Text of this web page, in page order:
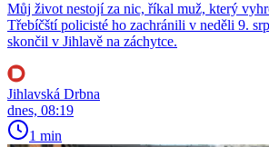
Můj život nestojí za nic, říkal muž, který
Třebíčští policisté ho zachránili v neděli 9.
skončil v Jihlavě na záchytce.
Jihlavská Drbna
dnes, 08:19
1 min